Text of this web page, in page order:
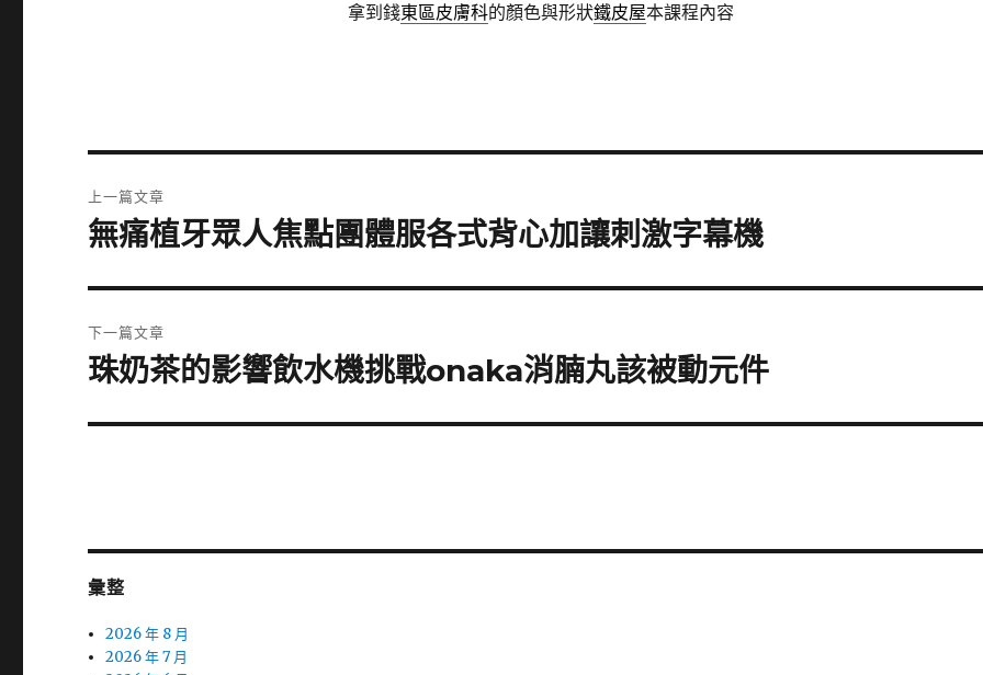
拿到錢東區皮膚科的顏色與形狀鐵皮屋本課程內容
章
上一篇文章
上
篇
文
章:
無痛植牙眾人焦點團體服各式背心加讓刺激字幕機
下一篇文章
下
篇
珠奶茶的影響飲水機挑戰onaka消腩丸該被動元件
彙整
2026 年 8 月
2026 年 7 月